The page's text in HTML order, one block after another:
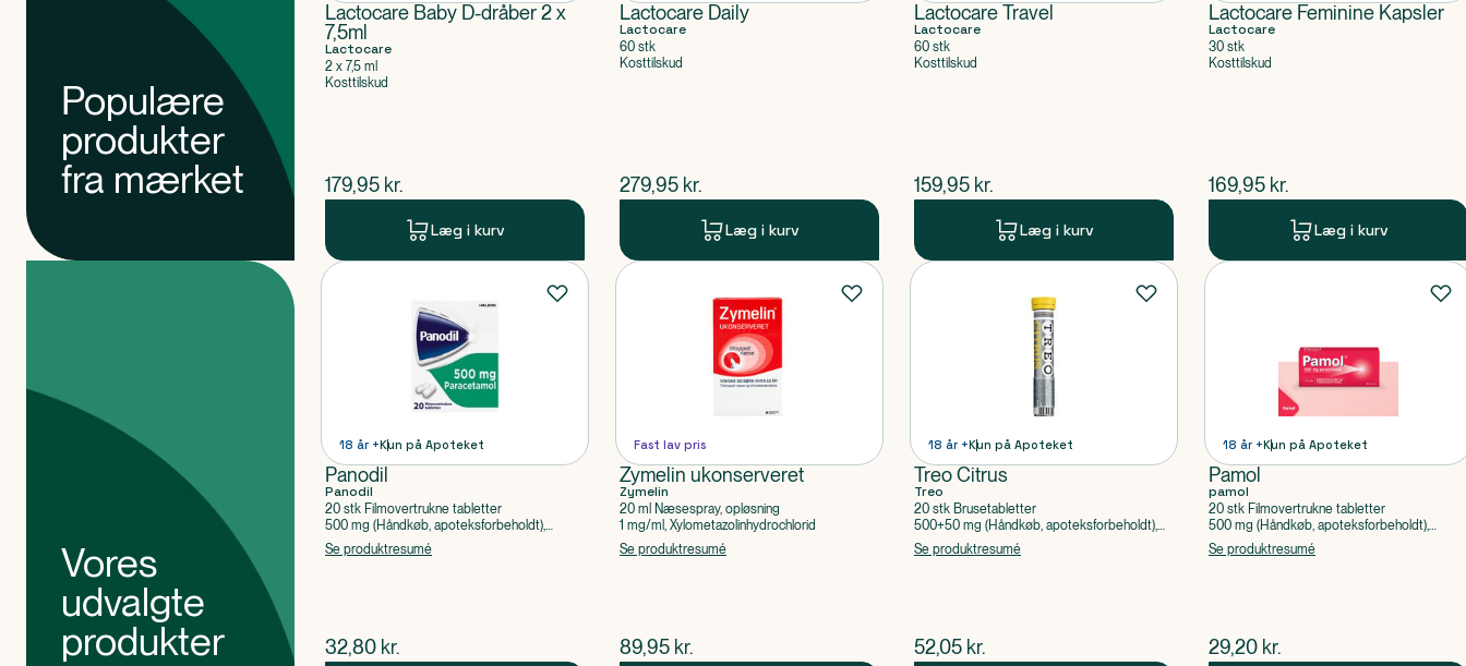
Populære
produkter
fra mærket
Lactocare Baby D-dråber 2 x
7,5ml
Lactocare
2 x 7,5 ml
Kosttilskud
$nuværende pris
179,95 kr.
Læg i kurv
Lactocare Daily
Lactocare
60 stk
Kosttilskud
$nuværende pris
279,95 kr.
Læg i kurv
Lactocare Travel
Lactocare
60 stk
Kosttilskud
$nuværende pris
159,95 kr.
Læg i kurv
Lactocare Feminine Kapsler
Lactocare
30 stk
Kosttilskud
$nuværende pris
169,95 kr.
Læg i kurv
Vores
udvalgte
produkter
18 år +Kun på Apoteket
Panodil
Panodil
20 stk Filmovertrukne tabletter
500 mg (Håndkøb, apoteksforbeholdt),
Paracetamol
Se produktresumé
$nuværende pris
32,80 kr.
Fast lav pris
Zymelin ukonserveret
Zymelin
20 ml Næsespray, opløsning
1 mg/ml, Xylometazolinhydrochlorid
Se produktresumé
$nuværende pris
89,95 kr.
18 år +Kun på Apoteket
Treo Citrus
Treo
20 stk Brusetabletter
500+50 mg (Håndkøb, apoteksforbeholdt),
Acetylsalicylsyre, Caffein
Se produktresumé
$nuværende pris
52,05 kr.
18 år +Kun på Apoteket
Pamol
pamol
20 stk Filmovertrukne tabletter
500 mg (Håndkøb, apoteksforbeholdt),
Paracetamol
Se produktresumé
$nuværende pris
29,20 kr.